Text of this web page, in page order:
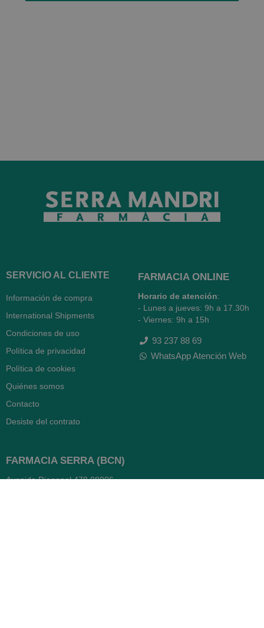
SERVICIO AL CLIENTE
Información de compra
International Shipments
Condiciones de uso
Política de privacidad
Política de cookies
Quiénes somos
Contacto
Desiste del contrato
FARMACIA ONLINE
Horario de atención:
- Lunes a jueves: 9h a 17.30h
- Viernes: 9h a 15h
93 237 88 69
WhatsApp Atención Web
FARMACIA SERRA (BCN)
Avenida Diagonal 47808006 -